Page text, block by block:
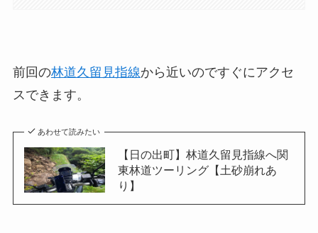
前回の林道久留見指線から近いのですぐにアクセ
スできます。
あわせて読みたい
【日の出町】林道久留見指線へ関
東林道ツーリング【土砂崩れあ
り】